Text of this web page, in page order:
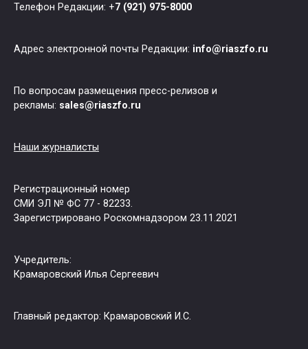
Телефон Редакции: +7 (921) 975-8000
Адрес электронной почты Редакции: info@riaszfo.ru
По вопросам размещения пресс-релизов и
рекламы: sales@riaszfo.ru
Наши журналисты
Регистрационный номер
СМИ ЭЛ № ФС 77 - 82233.
Зарегистрировано Роскомнадзором 23.11.2021
Учредитель:
Крамаровский Илья Сергеевич
Главный редактор: Крамаровский И.С.